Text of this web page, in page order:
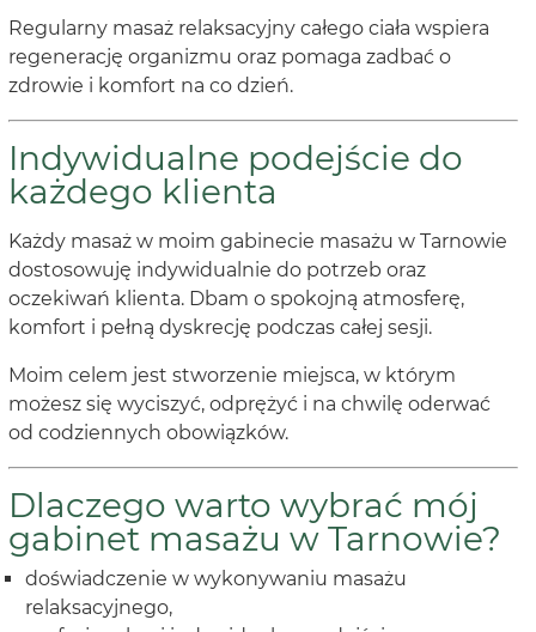
Regularny masaż relaksacyjny całego ciała wspiera
regenerację organizmu oraz pomaga zadbać o
zdrowie i komfort na co dzień.
Indywidualne podejście do
każdego klienta
Każdy masaż w moim gabinecie masażu w Tarnowie
dostosowuję indywidualnie do potrzeb oraz
oczekiwań klienta. Dbam o spokojną atmosferę,
komfort i pełną dyskrecję podczas całej sesji.
Moim celem jest stworzenie miejsca, w którym
możesz się wyciszyć, odprężyć i na chwilę oderwać
od codziennych obowiązków.
Dlaczego warto wybrać mój
gabinet masażu w Tarnowie?
doświadczenie w wykonywaniu masażu
relaksacyjnego,